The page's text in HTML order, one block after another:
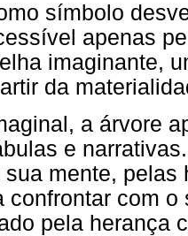
símbolo
apenas
imaginante,
da
a árvore
e
sua mente,
confrontar com
pela herança